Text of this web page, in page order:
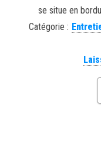
se situe en
Catégorie :